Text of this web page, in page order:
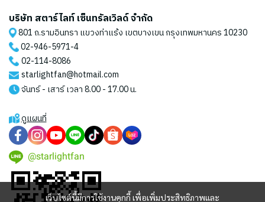
เว็บไซต์นี้มีการใช้งานคุกกี้ เพื่อเพิ่มประสิทธิภาพและ
บริษัท สตาร์ไลท์ เซ็นทรัลเวิลด์ จำกัด
801 ถ.รามอินทรา แขวงท่าแร้ง เขตบางเขน กรุงเทพมหานคร 10230
02-946-5971-4
02-114-8086
starlightfan@hotmail.com
จันทร์ - เสาร์ เวลา 8.00 - 17.00 น.
ดูแผนที่
@starlightfan